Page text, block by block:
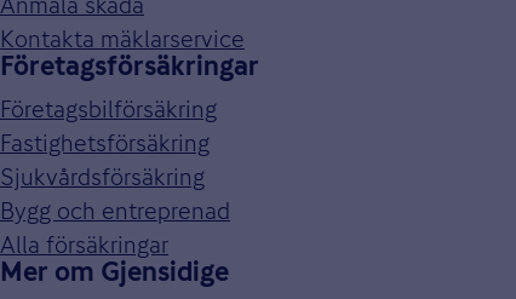
Kontakta mäklarservice
Företagsförsäkringar
Företagsbilförsäkring
Fastighetsförsäkring
Sjukvårdsförsäkring
Bygg och entreprenad
Alla försäkringar
Mer om Gjensidige